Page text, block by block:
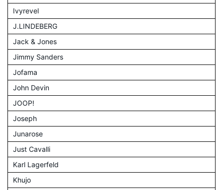
Ivyrevel
J.LINDEBERG
Jack & Jones
Jimmy Sanders
Jofama
John Devin
JOOP!
Joseph
Junarose
Just Cavalli
Karl Lagerfeld
Khujo